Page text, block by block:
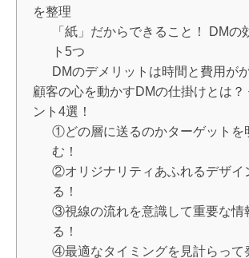
を整理
「紙」だからできること！ DMの
ト5つ
DMのデメリットは時間と費用が
顧客の心を動かすDMの仕掛けとは？
ント4選！
①どの層に送るのかターゲットを
む！
②オリジナリティあふれるデザイ
る！
③視線の流れを意識して重要な情
る！
④最適なタイミングを見計らって